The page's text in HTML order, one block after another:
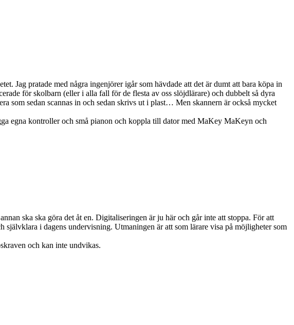
Jag pratade med några ingenjörer igår som hävdade att det är dumt att bara köpa in
för skolbarn (eller i alla fall för de flesta av oss slöjdlärare) och dubbelt så dyra
som sedan scannas in och sedan skrivs ut i plast… Men skannern är också mycket
egna kontroller och små pianon och koppla till dator med MaKey MaKeyn och
ska ska göra det åt en. Digitaliseringen är ju här och går inte att stoppa. För att
i dagens undervisning. Utmaningen är att som lärare visa på möjligheter som
och kan inte undvikas.